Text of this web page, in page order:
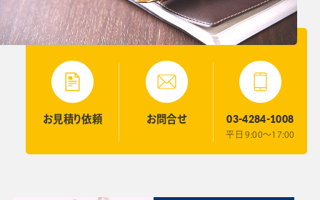
お見積り依頼 お問合せ 03-4284-1008
平日 9:00〜17:00